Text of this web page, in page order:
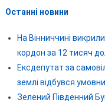
Останні новини
На Вінниччині
кордон за 12 тисяч
Ексдепутат за
землі відбувся
Зелений Південний